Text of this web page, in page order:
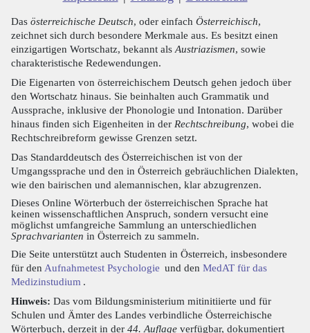
Das österreichische Deutsch, oder einfach Österreichisch,
zeichnet sich durch besondere Merkmale aus. Es besitzt einen
einzigartigen Wortschatz, bekannt als Austriazismen, sowie
charakteristische Redewendungen.
Die Eigenarten von österreichischem Deutsch gehen jedoch über
den Wortschatz hinaus. Sie beinhalten auch Grammatik und
Aussprache, inklusive der Phonologie und Intonation. Darüber
hinaus finden sich Eigenheiten in der Rechtschreibung, wobei die
Rechtschreibreform gewisse Grenzen setzt.
Das Standarddeutsch des Österreichischen ist von der
Umgangssprache und den in Österreich gebräuchlichen Dialekten,
wie den bairischen und alemannischen, klar abzugrenzen.
Dieses Online Wörterbuch der österreichischen Sprache hat
keinen wissenschaftlichen Anspruch, sondern versucht eine
möglichst umfangreiche Sammlung an unterschiedlichen
Sprachvarianten in Österreich zu sammeln.
Die Seite unterstützt auch Studenten in Österreich, insbesondere
für den Aufnahmetest Psychologie und den MedAT für das
Medizinstudium .
Hinweis: Das vom Bildungsministerium mitinitiierte und für
Schulen und Ämter des Landes verbindliche Österreichische
Wörterbuch, derzeit in der 44. Auflage verfügbar, dokumentiert